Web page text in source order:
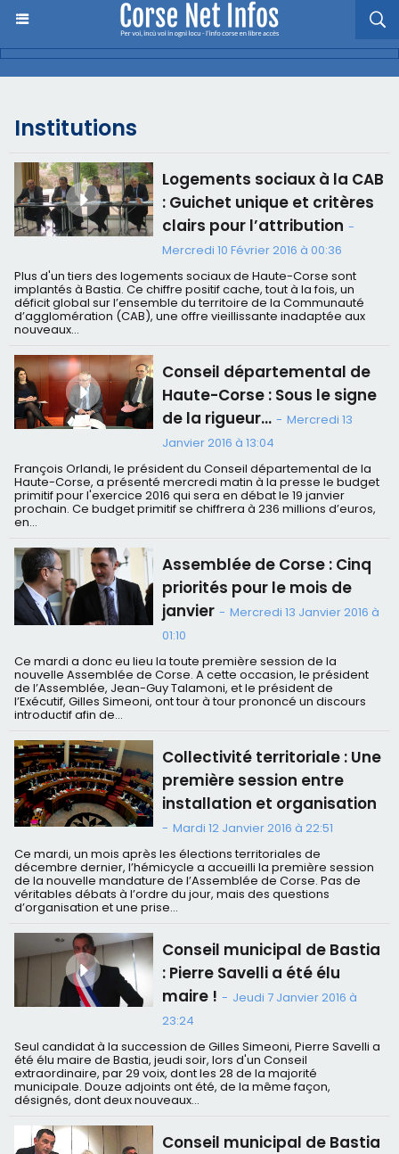
Institutions
Logements sociaux à la CAB
: Guichet unique et critères
clairs pour l’attribution -
Mercredi 10 Février 2016 à 00:36
Plus d'un tiers des logements sociaux de Haute-Corse sont
implantés à Bastia. Ce chiffre positif cache, tout à la fois, un
déficit global sur l’ensemble du territoire de la Communauté
d’agglomération (CAB), une offre vieillissante inadaptée aux
nouveaux...
Conseil départemental de
Haute-Corse : Sous le signe
de la rigueur… - Mercredi 13
Janvier 2016 à 13:04
François Orlandi, le président du Conseil départemental de la
Haute-Corse, a présenté mercredi matin à la presse le budget
primitif pour l'exercice 2016 qui sera en débat le 19 janvier
prochain. Ce budget primitif se chiffrera à 236 millions d’euros,
en...
Assemblée de Corse : Cinq
priorités pour le mois de
janvier - Mercredi 13 Janvier 2016 à
01:10
Ce mardi a donc eu lieu la toute première session de la
nouvelle Assemblée de Corse. A cette occasion, le président
de l’Assemblée, Jean-Guy Talamoni, et le président de
l’Exécutif, Gilles Simeoni, ont tour à tour prononcé un discours
introductif afin de...
Collectivité territoriale : Une
première session entre
installation et organisation
- Mardi 12 Janvier 2016 à 22:51
Ce mardi, un mois après les élections territoriales de
décembre dernier, l’hémicycle a accueilli la première session
de la nouvelle mandature de l’Assemblée de Corse. Pas de
véritables débats à l’ordre du jour, mais des questions
d’organisation et une prise...
Conseil municipal de Bastia
: Pierre Savelli a été élu
maire ! - Jeudi 7 Janvier 2016 à
23:24
Seul candidat à la succession de Gilles Simeoni, Pierre Savelli a
été élu maire de Bastia, jeudi soir, lors d'un Conseil
extraordinaire, par 29 voix, dont les 28 de la majorité
municipale. Douze adjoints ont été, de la même façon,
désignés, dont deux nouveaux...
Conseil municipal de Bastia